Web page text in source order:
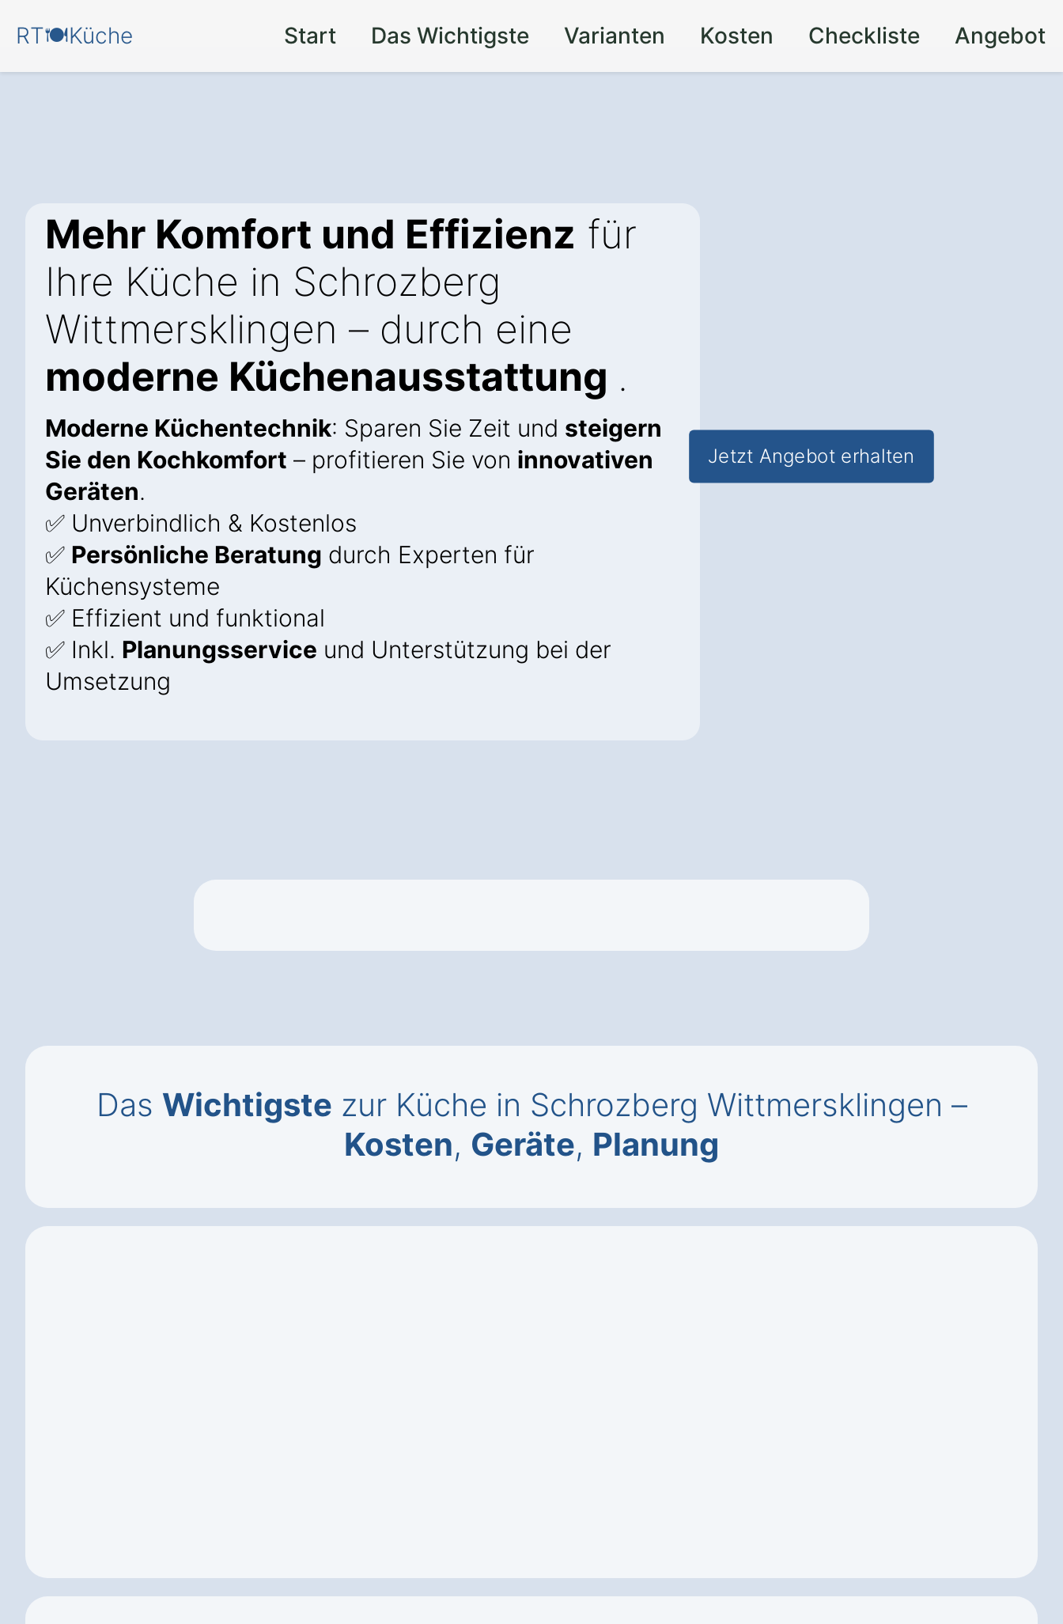
RT🍽️Küche Start Das Wichtigste Varianten Kosten Checkliste Angebot
Mehr Komfort und Effizienz für
Ihre Küche in Schrozberg
Wittmersklingen – durch eine
moderne Küchenausstattung .
Moderne Küchentechnik: Sparen Sie Zeit und steigern
Sie den Kochkomfort – profitieren Sie von innovativen
Geräten.
✅ Unverbindlich & Kostenlos
✅ Persönliche Beratung durch Experten für
Küchensysteme
✅ Effizient und funktional
✅ Inkl. Planungsservice und Unterstützung bei der
Umsetzung
Jetzt Angebot erhalten
Das Wichtigste zur Küche in Schrozberg Wittmersklingen –
Kosten, Geräte, Planung